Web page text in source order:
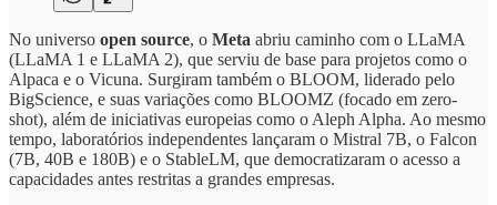
No universo open source, o Meta abriu caminho com o LLaMA
(LLaMA 1 e LLaMA 2), que serviu de base para projetos como o
Alpaca e o Vicuna. Surgiram também o BLOOM, liderado pelo
BigScience, e suas variações como BLOOMZ (focado em zero-
shot), além de iniciativas europeias como o Aleph Alpha. Ao mesmo
tempo, laboratórios independentes lançaram o Mistral 7B, o Falcon
(7B, 40B e 180B) e o StableLM, que democratizaram o acesso a
capacidades antes restritas a grandes empresas.